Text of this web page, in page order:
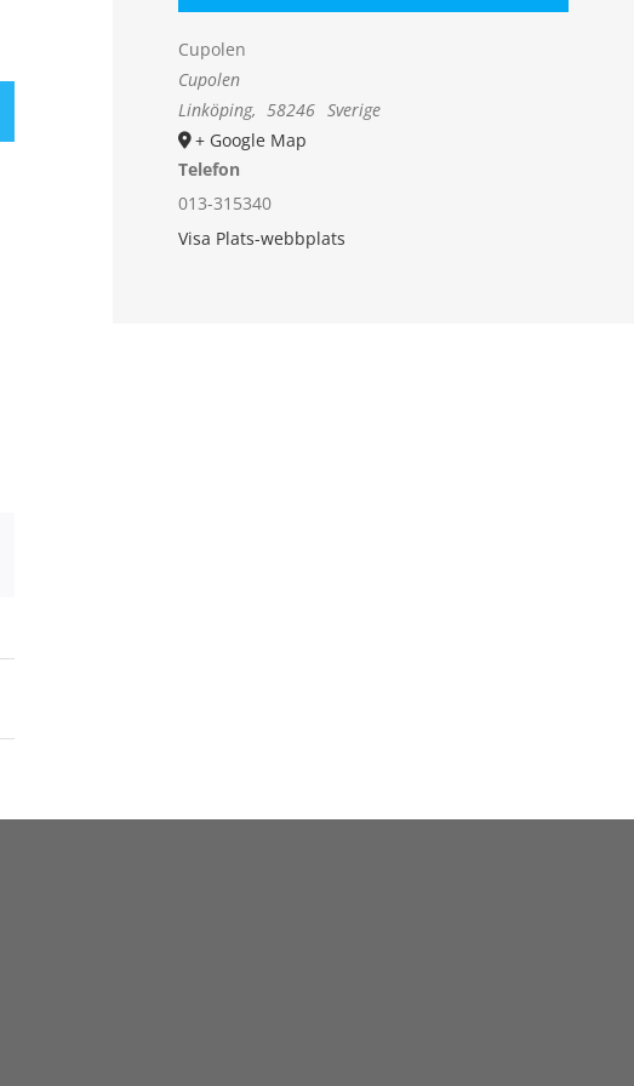
Cupolen
Cupolen
Linköping, 58246 Sverige
+ Google Map
Telefon
013-315340
Visa Plats-webbplats